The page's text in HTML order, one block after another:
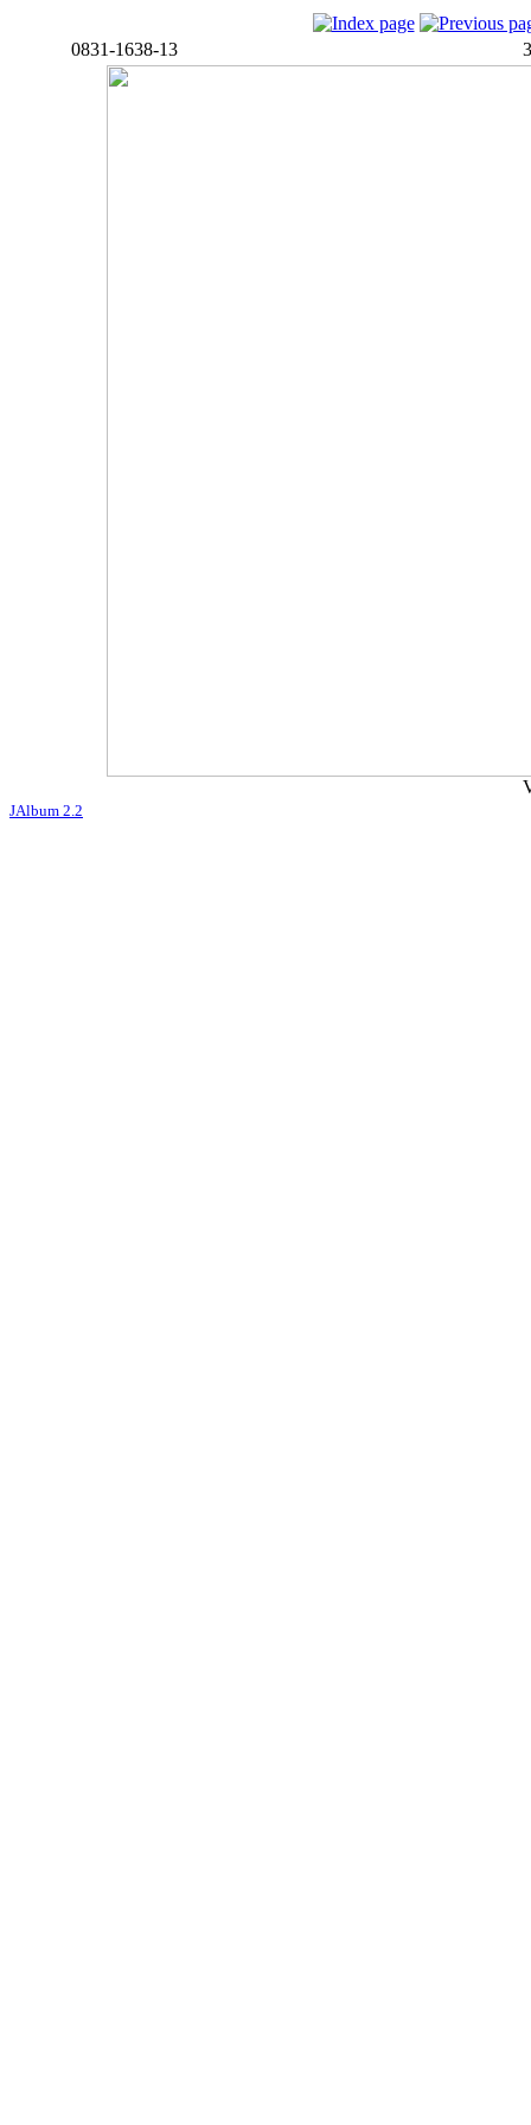
0831-1638-13
JAlbum 2.2